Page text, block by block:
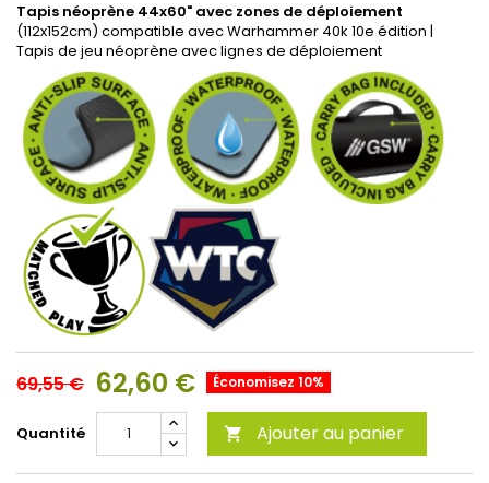
Tapis néoprène 44x60" avec zones de déploiement
(112x152cm) compatible avec Warhammer 40k 10e édition |
Tapis de jeu néoprène avec lignes de déploiement
69,55 € 62,60 € Économisez 10%
Quantité  Ajouter au panier